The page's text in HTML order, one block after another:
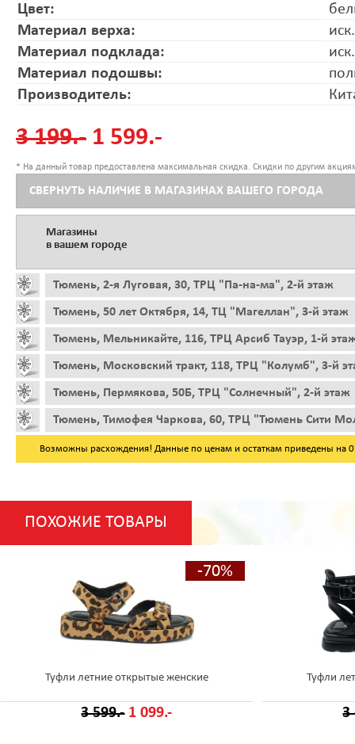
Цвет:
Материал верха:
Материал подклада:
Материал подошвы:
Производитель:
3 199.- 1 599.-
* На данный товар предоставлена максимальная скидка. Скидки по другим
СВЕРНУТЬ НАЛИЧИЕ В МАГАЗИНАХ ВАШЕГО ГОРОДА
Магазины
в вашем городе
Тюмень, 2-я Луговая, 30, ТРЦ "Па-на-ма", 2-й этаж
Тюмень, 50 лет Октября, 14, ТЦ "Магеллан", 3-й этаж
Тюмень, Мельникайте, 116, ТРЦ Арсиб Тауэр, 1-й
Тюмень, Московский тракт, 118, ТРЦ "Колумб", 3-й
Тюмень, Пермякова, 50Б, ТРЦ "Солнечный", 2-й этаж
Тюмень, Тимофея Чаркова, 60, ТРЦ "Тюмень Сити
Возможны расхождения! Данные по ценам и остаткам приведены на
ПОХОЖИЕ ТОВАРЫ
-70%
Туфли летние открытые женские
3 599.- 1 099.-
Туфли
3